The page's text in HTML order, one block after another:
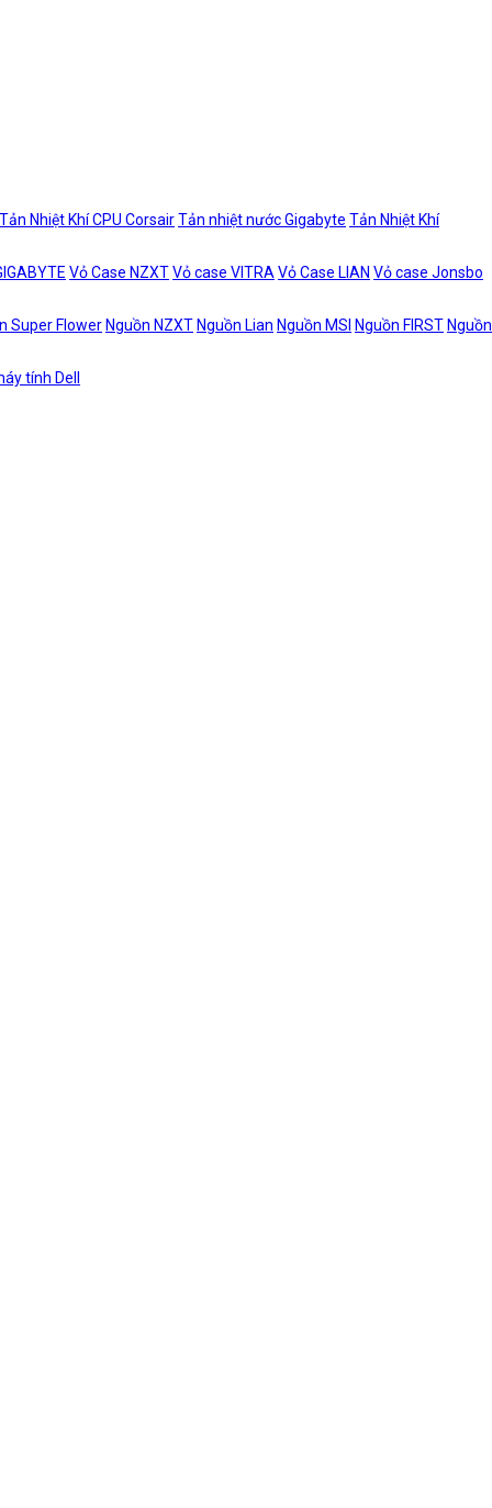
Tản Nhiệt Khí CPU CorsairTản nhiệt nước Gigabyte Tản Nhiệt Khí
Vỏ Case NZXTVỏ case VITRA Vỏ Case LIAN Vỏ case Jonsbo
Super Flower Nguồn NZXT Nguồn Lian Nguồn MSI Nguồn FIRST Nguồn
tính Dell